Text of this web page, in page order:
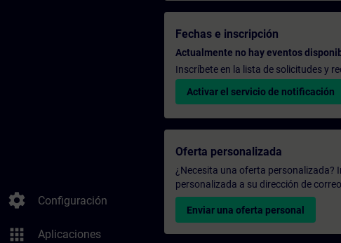
settings Configuración
apps Aplicaciones
Fechas e inscripción
Actualmente no hay eventos
Inscríbete en la lista de solicitudes y
Activar el servicio de notificación
Oferta personalizada
¿Necesita una oferta personalizada?
personalizada a su dirección de
Enviar una oferta personal